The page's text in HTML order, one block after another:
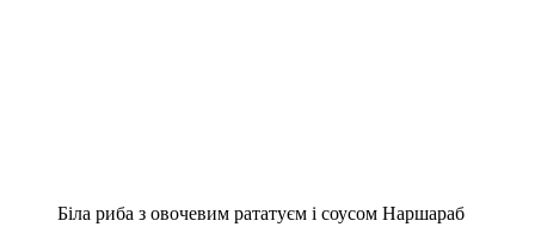
Біла риба з овочевим рататуєм і соусом Наршараб